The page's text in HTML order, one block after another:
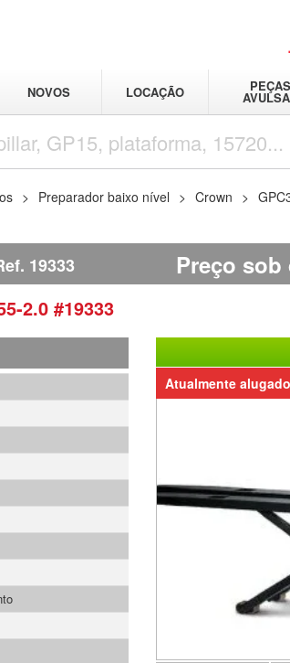
NOVOS LOCAÇÃO PEÇAS
Preparador baixo nível Crown
19333 Preço sob
2.0 #19333
Atualmente alugado